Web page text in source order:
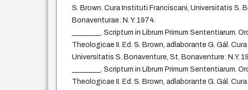
S. Brown. Cura Instituti Franciscani, Universitatis S.
Bonaventurae: N. Y. 1974.
________. Scriptum in Librum Primum Sententiarum.
Theologicae II. Ed. S. Brown, adlaborante G. Gál.
Universitatis S. Bonaventure, St. Bonaventure: N.Y.
________. Scriptum in Librum Primum Sententiarum.
Theologicae II. Ed. S. Brown, adlaborante G. Gál.